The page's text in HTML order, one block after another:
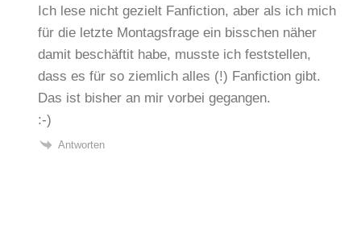
Ich lese nicht gezielt Fanfiction, aber als ich mich
für die letzte Montagsfrage ein bisschen näher
damit beschäftit habe, musste ich feststellen,
dass es für so ziemlich alles (!) Fanfiction gibt.
Das ist bisher an mir vorbei gegangen.
:-)
Antworten